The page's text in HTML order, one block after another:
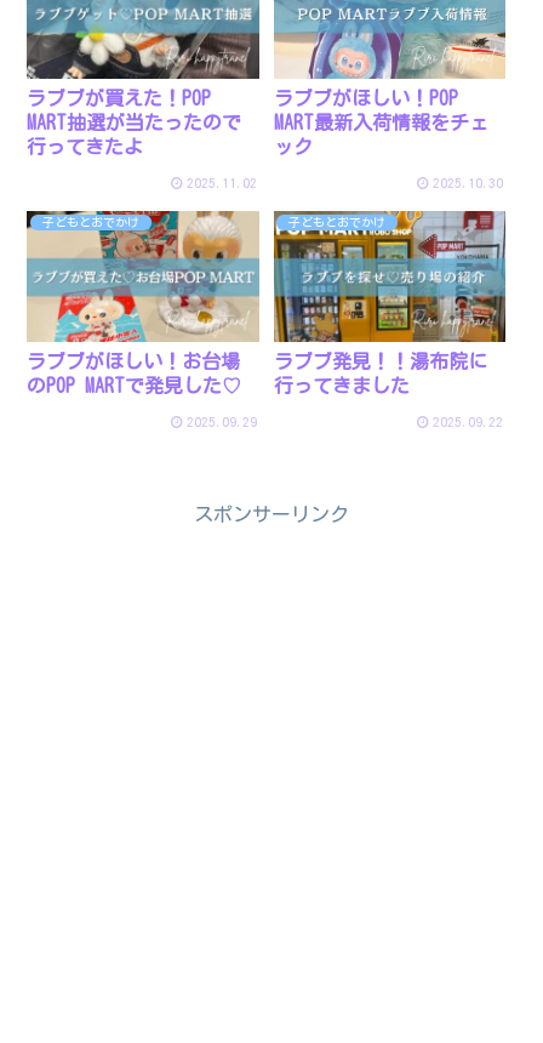
ラブブが買えた！POP
MART抽選が当たったので
行ってきたよ
2025.11.02
ラブブがほしい！POP
MART最新入荷情報をチェ
ック
2025.10.30
子どもとおでかけ
ラブブがほしい！お台場
のPOP MARTで発見した♡
2025.09.29
子どもとおでかけ
ラブブ発見！！湯布院に
行ってきました
2025.09.22
スポンサーリンク